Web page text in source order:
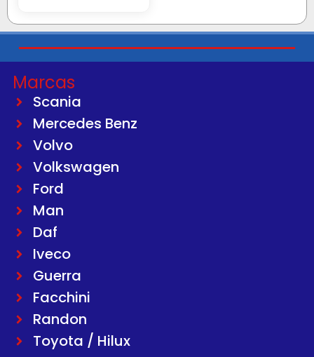
Marcas
Scania
Mercedes Benz
Volvo
Volkswagen
Ford
Man
Daf
Iveco
Guerra
Facchini
Randon
Toyota / Hilux